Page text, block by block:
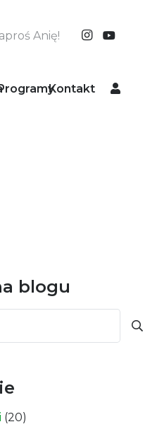
Anię!
Kontakt
blogu
(20)